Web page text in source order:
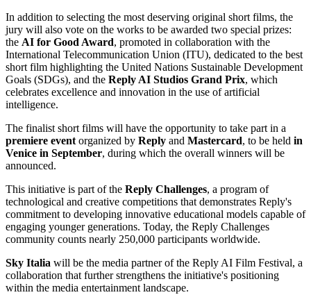
In addition to selecting the most deserving original short films, the
jury will also vote on the works to be awarded two special prizes:
the AI for Good Award, promoted in collaboration with the
International Telecommunication Union (ITU), dedicated to the best
short film highlighting the United Nations Sustainable Development
Goals (SDGs), and the Reply AI Studios Grand Prix, which
celebrates excellence and innovation in the use of artificial
intelligence.
The finalist short films will have the opportunity to take part in a
premiere event organized by Reply and Mastercard, to be held in
Venice in September, during which the overall winners will be
announced.
This initiative is part of the Reply Challenges, a program of
technological and creative competitions that demonstrates Reply's
commitment to developing innovative educational models capable of
engaging younger generations. Today, the Reply Challenges
community counts nearly 250,000 participants worldwide.
Sky Italia will be the media partner of the Reply AI Film Festival, a
collaboration that further strengthens the initiative's positioning
within the media entertainment landscape.